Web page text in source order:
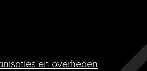
en overheden